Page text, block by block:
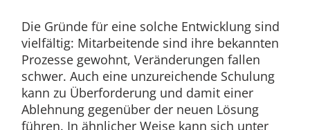
Die Gründe für eine solche Entwicklung sind
vielfältig: Mitarbeitende sind ihre bekannten
Prozesse gewohnt, Veränderungen fallen
schwer. Auch eine unzureichende Schulung
kann zu Überforderung und damit einer
Ablehnung gegenüber der neuen Lösung
führen. In ähnlicher Weise kann sich unter